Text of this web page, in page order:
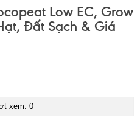
Low EC, Grow
Đất Sạch & Giá
xem: 0